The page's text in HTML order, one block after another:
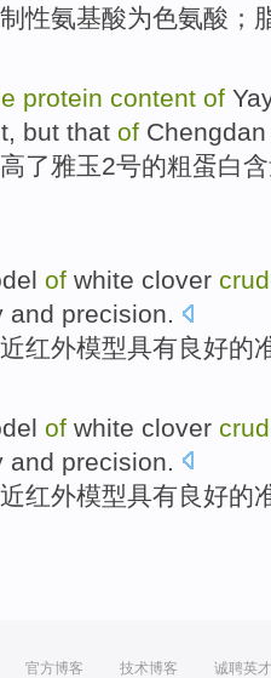
性氨基酸为色氨酸 ；
protein content of
but that of Chengdan
了雅玉2号的粗蛋白
of white clover
and precision.
近红外模型具有良好的
of white clover
and precision
近红外模型具有良好的
官方博客 技术博客 诚聘英才